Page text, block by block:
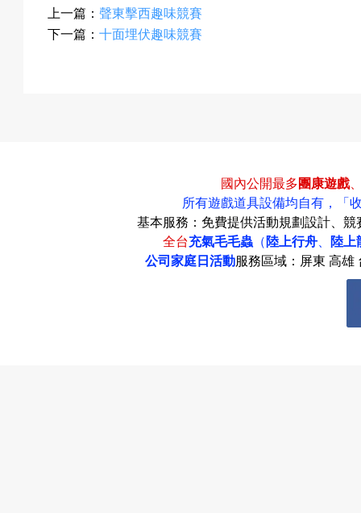
活
上一篇：聲東擊西趣味競賽
下一篇：十面埋伏趣味競賽
國內公開最多團康遊戲
所有遊戲道具設備均自有，
「
基本服務：免費提供活動規劃設計、
全台充氣毛毛蟲 （ 陸上行舟
陸上
公司家庭日活動服務區域：屏東 高雄